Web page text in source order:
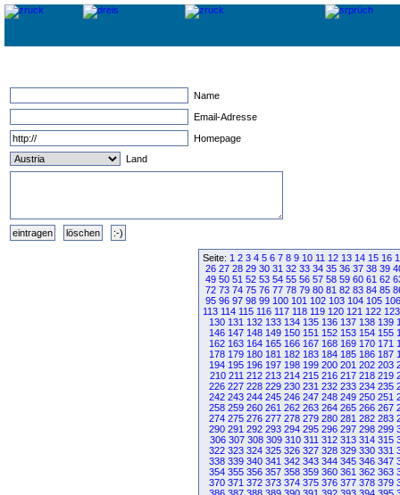
Name
Email-Adresse
Homepage
Land
Seite: 1 2 3 4 5 6 7 8 9 10 11 12 13 14 15 16
26 27 28 29 30 31 32 33 34 35 36 37 38 39
49 50 51 52 53 54 55 56 57 58 59 60 61 62
72 73 74 75 76 77 78 79 80 81 82 83 84 85
95 96 97 98 99 100 101 102 103 104 105 106
113 114 115 116 117 118 119 120 121 122 123
130 131 132 133 134 135 136 137 138 139
146 147 148 149 150 151 152 153 154 155
162 163 164 165 166 167 168 169 170 171
178 179 180 181 182 183 184 185 186 187
194 195 196 197 198 199 200 201 202 203
210 211 212 213 214 215 216 217 218 219
226 227 228 229 230 231 232 233 234 235
242 243 244 245 246 247 248 249 250 251
258 259 260 261 262 263 264 265 266 267
274 275 276 277 278 279 280 281 282 283
290 291 292 293 294 295 296 297 298 299
306 307 308 309 310 311 312 313 314 315
322 323 324 325 326 327 328 329 330 331
338 339 340 341 342 343 344 345 346 347
354 355 356 357 358 359 360 361 362 363
370 371 372 373 374 375 376 377 378 379